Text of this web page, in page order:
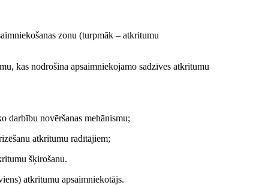
zonu (turpmāk – atkritumu
kas nodrošina apsaimniekojamo sadzīves atkritumu
darbību novēršanas mehānismu;
atkritumu radītājiem;
šķirošanu.
atkritumu apsaimniekotājs.